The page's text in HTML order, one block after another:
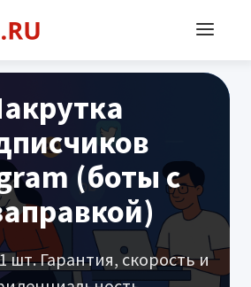
(боты с
шт. Гарантия, скорость и